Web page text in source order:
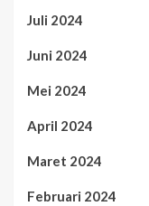
Juli 2024
Juni 2024
Mei 2024
April 2024
Maret 2024
Februari 2024